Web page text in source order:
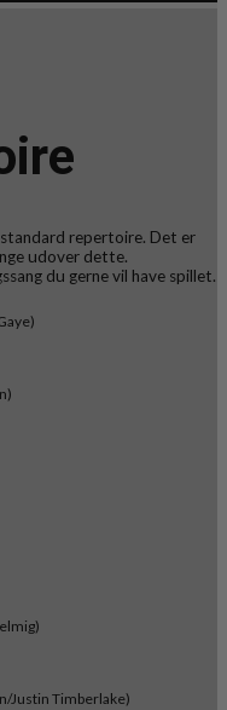
repertoire. Det er
udover dette.
du gerne vil have spillet.
Justin Timberlake)